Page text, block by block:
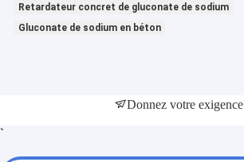
Retardateur concret de gluconate de sodium
Gluconate de sodium en béton
Donnez votre exigence
`